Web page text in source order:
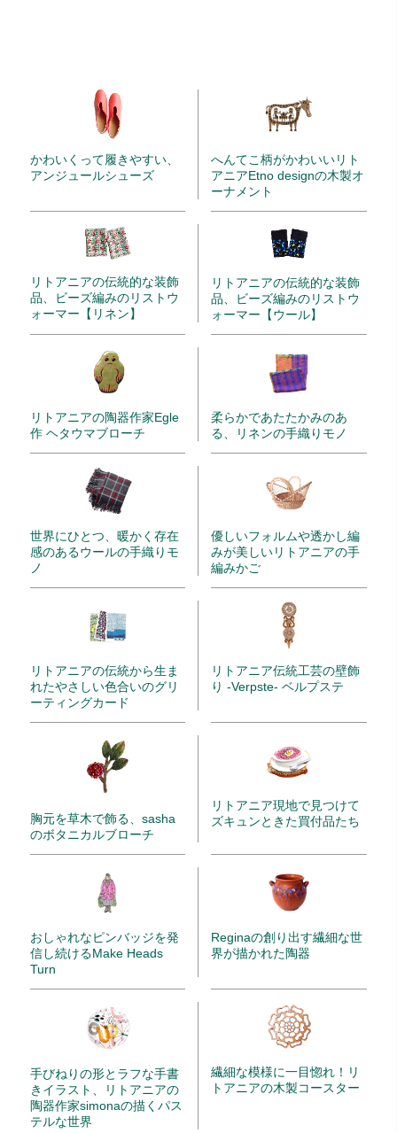
かわいくって履きやすい、
アンジュールシューズ
へんてこ柄がかわいいリト
アニアEtno designの木製オ
ーナメント
リトアニアの伝統的な装飾
品、ビーズ編みのリストウ
ォーマー【リネン】
リトアニアの伝統的な装飾
品、ビーズ編みのリストウ
ォーマー【ウール】
リトアニアの陶器作家Egle
作 ヘタウマブローチ
柔らかであたたかみのあ
る、リネンの手織りモノ
世界にひとつ、暖かく存在
感のあるウールの手織りモ
ノ
優しいフォルムや透かし編
みが美しいリトアニアの手
編みかご
リトアニアの伝統から生ま
れたやさしい色合いのグリ
ーティングカード
リトアニア伝統工芸の壁飾
り -Verpste- ベルプステ
胸元を草木で飾る、sasha
のボタニカルブローチ
リトアニア現地で見つけて
ズキュンときた買付品たち
おしゃれなピンバッジを発
信し続けるMake Heads
Turn
Reginaの創り出す繊細な世
界が描かれた陶器
手びねりの形とラフな手書
きイラスト、リトアニアの
陶器作家simonaの描くパス
テルな世界
繊細な模様に一目惚れ！リ
トアニアの木製コースター